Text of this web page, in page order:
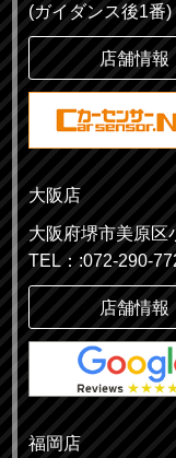
(ガイダンス後1番)
店舗情報
大阪店
大阪府堺市美原区
TEL：:072-290-
店舗情報
福岡店